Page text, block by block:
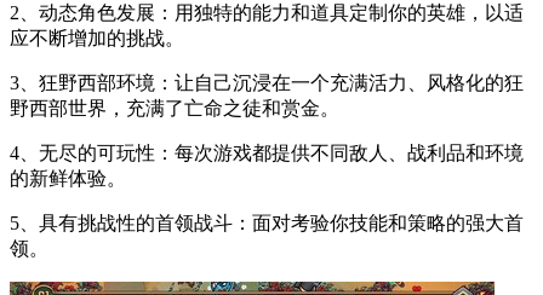
2、动态角色发展：用独特的能力和道具定制你的英雄，以适
应不断增加的挑战。
3、狂野西部环境：让自己沉浸在一个充满活力、风格化的狂
野西部世界，充满了亡命之徒和赏金。
4、无尽的可玩性：每次游戏都提供不同敌人、战利品和环境
的新鲜体验。
5、具有挑战性的首领战斗：面对考验你技能和策略的强大首
领。